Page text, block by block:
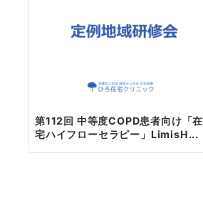
第112回 中等度COPD患者向け「在
宅ハイフローセラピー」LimisH...